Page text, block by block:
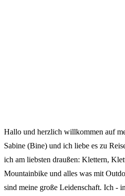
Hallo und herzlich willkommen auf
Sabine (Bine) und ich liebe es zu
ich am liebsten draußen: Klettern,
Mountainbike und alles was mit
sind meine große Leidenschaft. Ich -